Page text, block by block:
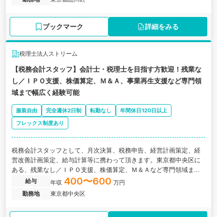
ブックマーク 詳細をみる
税理士法人ストリーム
【税務会計スタッフ】会計士・税理士を目指す方歓迎！残業な
し／ＩＰＯ支援、株価算定、Ｍ＆Ａ、事業再生支援など専門領
域まで幅広く経験可能
服装自由 完全週休2日制 転勤なし
年間休日120日以上
フレックス制度あり
税務会計スタッフとして、月次決算、税務申告、経営計画策定、経
営改善計画策定、給与計算等に携わって頂きます。東京都中央区に
ある、残業なし／ＩＰＯ支援、株価算定、Ｍ＆Ａなど専門領域まで
幅広く経験できます。
給与 年収 400〜600 万円
勤務地
東京都中央区